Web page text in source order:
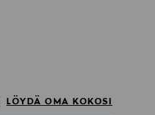
LÖYDÄ OMA KOKOSI